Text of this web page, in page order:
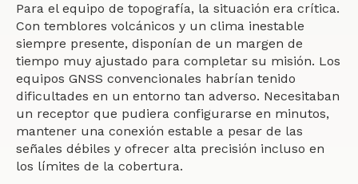
Para el equipo de topografía, la situación era crítica.
Con temblores volcánicos y un clima inestable
siempre presente, disponían de un margen de
tiempo muy ajustado para completar su misión. Los
equipos GNSS convencionales habrían tenido
dificultades en un entorno tan adverso. Necesitaban
un receptor que pudiera configurarse en minutos,
mantener una conexión estable a pesar de las
señales débiles y ofrecer alta precisión incluso en
los límites de la cobertura.